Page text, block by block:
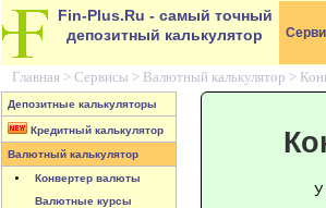
Fin-Plus.Ru - самый точный
депозитный калькулятор
Главная > Сервисы > Валютный калькулятор >
Депозитные калькуляторы
Кредитный калькулятор
Валютный калькулятор
Конвертер валюты
Валютные курсы
У